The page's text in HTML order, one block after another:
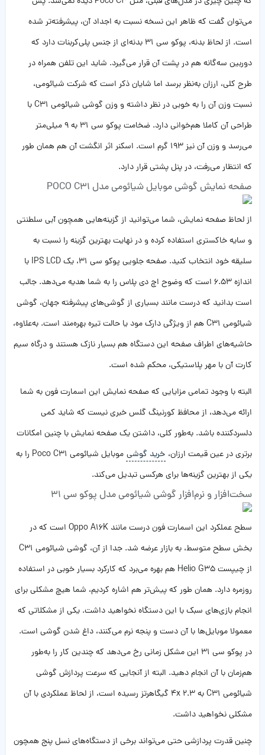
می‌توان گفت که ظاهر این نسخه نسبت به اجداد آن، پیشرفته‌تر شده
است. از لحاظ بدنه، پوکو سی 31 بدنه‌ای از جنس پلی‌کربنات دارد که
دوربین سه‌گانه هم در پشت آن قرار می‌گیرد. شاید این تلفن همراه در
طرح کلی، ارزان به‌نظر برسد اما شایان ذکر است که شرکت شیائومی،
نسبت وزن آن را به خوبی در نظر داشته و وزن گوشی شیائومی C31 با
طراحی آن کاملا هم‌خوانی دارد. ضخامت پوکو سی 31 به 9 میلی‌متر
می‌رسد و وزن آن نیز 193 گرم است. اسکنر اثر انگشت آن هم همان طور
که انتظار می‌رفت، در پنل پشتی قرار دارد.
صفحه نمایش گوشی موبایل شیائومی مدل POCO C31
از لحاظ صفحه نمایش، شما می‌توانید از گزینه‌هایی همچون آبی سلطنتی
و سایه خاکستری استفاده کرده و در نهایت بهترین گزینه را نسبت به
سلیقه خود انتخاب کنید. صفحه جلویی پوکو سی 31، یک IPS LCD با
اندازه 6.53 است که وضوح اچ دی پلاس را به شما هدیه می‌دهد. جالب
است بدانید که درست مانند بسیاری از گوشی‌های پیشرفته جهان، گوشی
شیائومی C31 هم از ویژگی دارک مود یا حالت تیره بهره‌مند است. به‌علاوه،
حاشیه‌های اطراف صفحه این دستگاه هم بسیار نازک هستند و درگاه سیم
کارت آن با مهر پلاستیکی، محکم شده است.
البته با وجود تمامی مزایایی که صفحه نمایش این اسمارت فون به شما
ارائه می‌دهد، از محافظ کورنینگ گلس خبری نیست که شاید کمی
دلسردکننده باشد. به‌طور کلی، داشتن یک صفحه نمایش با چنین امکانات
برتری در عین قیمت ارزان، خرید گوشی
موبایل شیائومی Poco C31 را به
یکی از بهترین گزینه‌ها برای هرکسی تبدیل می‌کند.
سخت‌افزار و نرم‌افزار گوشی شیائومی مدل پوکو سی 31
سطح عملکرد این اسمارت فون درست مانند Oppo A16K است که در
بخش سطح متوسط، به بازار عرضه شد. جدا از آن، گوشی شیائومی C31
از چیپست Helio G35 هم بهره می‌برد که کارکرد بسیار خوبی در استفاده
روزمره دارد. همان طور که پیش‌تر هم اشاره کردیم، شما هیچ مشکلی برای
انجام بازی‌های سبک با این دستگاه نخواهید داشت. یکی از مشکلاتی که
معمولا موبایل‌ها با آن دست و پنجه نرم می‌کنند، داغ شدن گوشی است.
در پوکو سی 31 این مشکل زمانی رخ می‌دهد که چندین کار را به‌طور
هم‌زمان با آن انجام دهید. البته از آنجایی که سرعت پردازش گوشی
شیائومی C31 به 4x 2.3 گیگاهرتز رسیده است، از لحاظ عملکردی با آن
مشکلی نخواهید داشت.
چنین قدرت پردازشی حتی می‌تواند برخی از دستگاه‌های نسل پنج همچون